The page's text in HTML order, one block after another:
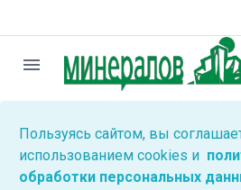
menu
Пользуясь сайтом, вы
использованием cookies и
обработки персональных